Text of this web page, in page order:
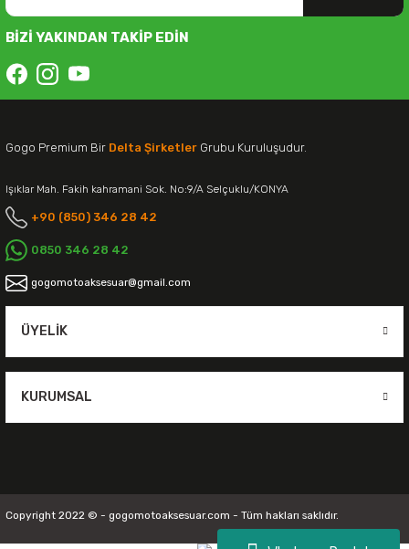
BİZİ YAKINDAN TAKİP EDİN
Gogo Premium Bir Delta Şirketler Grubu Kuruluşudur.
Işıklar Mah. Fakih kahramani Sok. No:9/A Selçuklu/KONYA
+90 (850) 346 28 42
0850 346 28 42
gogomotoaksesuar@gmail.com
ÜYELIK
KURUMSAL
Copyright 2022 © - gogomotoaksesuar.com - Tüm hakları saklıdır.